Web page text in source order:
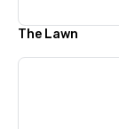
The Lawn